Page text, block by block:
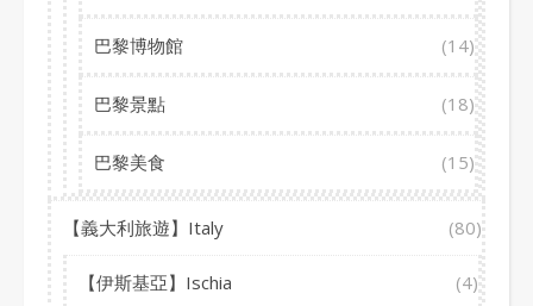
巴黎博物館 (14)
巴黎景點 (18)
巴黎美食 (15)
【義大利旅遊】Italy (80)
【伊斯基亞】Ischia (4)